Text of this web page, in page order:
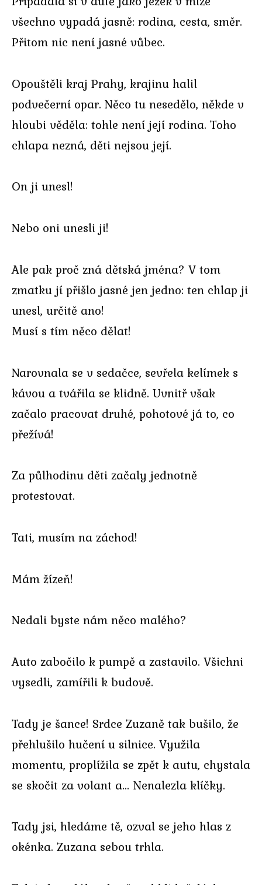
všechno vypadá jasně: rodina, cesta, směr.
Přitom nic není jasné vůbec.
Opouštěli kraj Prahy, krajinu halil
podvečerní opar. Něco tu nesedělo, někde v
hloubi věděla: tohle není její rodina. Toho
chlapa nezná, děti nejsou její.
On ji unesl!
Nebo oni unesli ji!
Ale pak proč zná dětská jména? V tom
zmatku jí přišlo jasné jen jedno: ten chlap ji
unesl, určitě ano!
Musí s tím něco dělat!
Narovnala se v sedačce, sevřela kelímek s
kávou a tvářila se klidně. Uvnitř však
začalo pracovat druhé, pohotové já to, co
přežívá!
Za půlhodinu děti začaly jednotně
protestovat.
Tati, musím na záchod!
Mám žízeň!
Nedali byste nám něco malého?
Auto zabočilo k pumpě a zastavilo. Všichni
vysedli, zamířili k budově.
Tady je šance! Srdce Zuzaně tak bušilo, že
přehlušilo hučení u silnice. Využila
momentu, proplížila se zpět k autu, chystala
se skočit za volant a… Nenalezla klíčky.
Tady jsi, hledáme tě, ozval se jeho hlas z
okénka. Zuzana sebou trhla.